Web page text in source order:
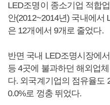
LED조명이 종소기업 적합
안(2012~2014년) 국내에서
은 12개에서 9개로 줄었다.
반면 국내 LED조명시장에
등 4곳에 불과하던 해외업
다. 외국계기업의 점유율도
0.0%로 껑충 뛰었다.